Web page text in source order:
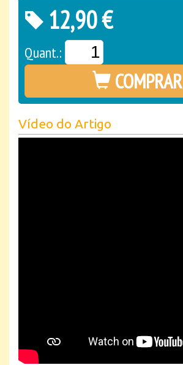
12,90 €
Quant.:
COMPRAR
Vídeo do Artigo